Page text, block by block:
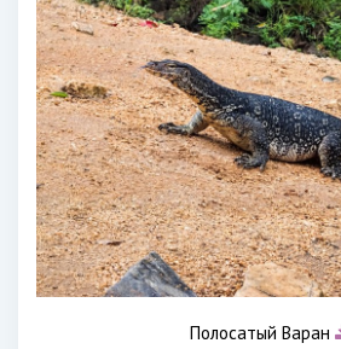
Полосатый Варан